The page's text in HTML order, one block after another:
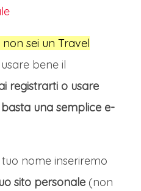
sei un Travel
bene il
registrarti o usare
una semplice e-
nome inseriremo
sito personale (non